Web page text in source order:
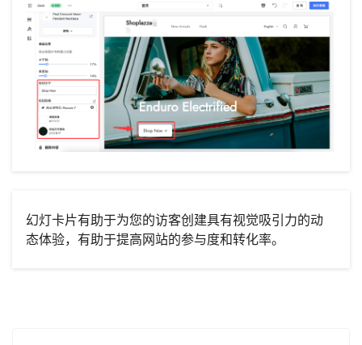
幻灯卡片有助于为您的访客创建具有视觉吸引力的动
态体验，有助于提高网站的参与度和转化率。